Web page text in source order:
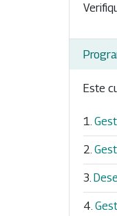
Este